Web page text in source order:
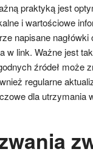
praktyką jest
i wartościowe
napisane
w link. Ważne jest
źródeł może
regularne
dla utrzymania